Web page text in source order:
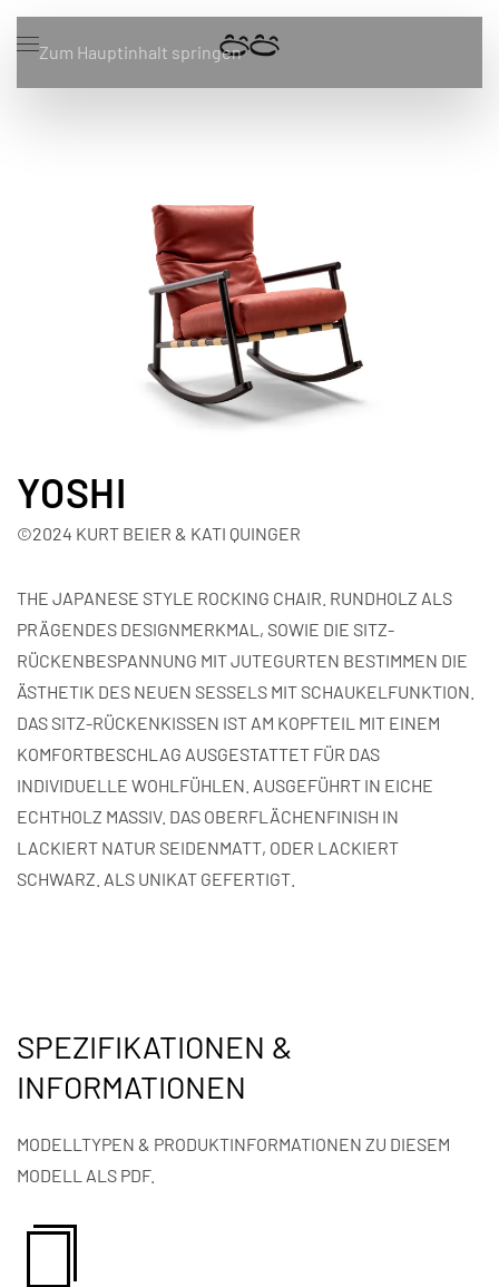
Zum Hauptinhalt springen
YOSHI
©2024 KURT BEIER & KATI QUINGER
THE JAPANESE STYLE ROCKING CHAIR. RUNDHOLZ ALS
PRÄGENDES DESIGNMERKMAL, SOWIE DIE SITZ-
RÜCKENBESPANNUNG MIT JUTEGURTEN BESTIMMEN DIE
ÄSTHETIK DES NEUEN SESSELS MIT SCHAUKELFUNKTION.
DAS SITZ-RÜCKENKISSEN IST AM KOPFTEIL MIT EINEM
KOMFORTBESCHLAG AUSGESTATTET FÜR DAS
INDIVIDUELLE WOHLFÜHLEN. AUSGEFÜHRT IN EICHE
ECHTHOLZ MASSIV. DAS OBERFLÄCHENFINISH IN
LACKIERT NATUR SEIDENMATT, ODER LACKIERT
SCHWARZ. ALS UNIKAT GEFERTIGT.
SPEZIFIKATIONEN &
INFORMATIONEN
MODELLTYPEN & PRODUKTINFORMATIONEN ZU DIESEM
MODELL ALS PDF.